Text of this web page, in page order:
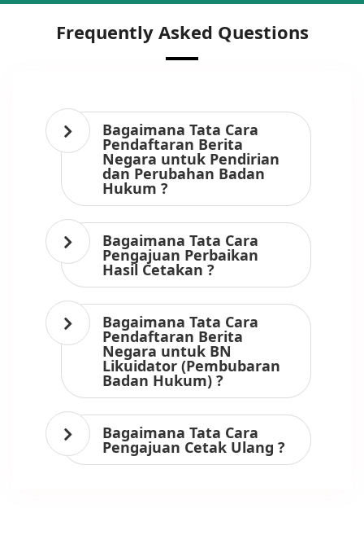
Frequently Asked Questions
Bagaimana Tata Cara
Pendaftaran Berita
Negara untuk Pendirian
dan Perubahan Badan
Hukum ?
Bagaimana Tata Cara
Pengajuan Perbaikan
Hasil Cetakan ?
Bagaimana Tata Cara
Pendaftaran Berita
Negara untuk BN
Likuidator (Pembubaran
Badan Hukum) ?
Bagaimana Tata Cara
Pengajuan Cetak Ulang ?